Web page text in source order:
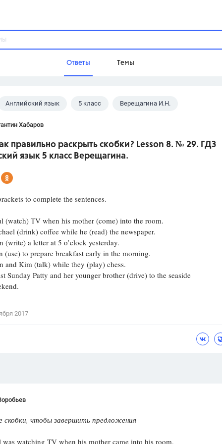
Ответы Темы
Домашнее задание
Рудзитис Г.Е.,Цыбулько И.П.,
Цветков Л. А.
Психология
Отношения,
Английский язык 5 класс Верещагина И.Н.
Хабаров
правильно раскрыть скобки? Lesson 8. № 29. ГДЗ
язык 5 класс Верещагина.
to complete the sentences.
TV when his mother (come) into the room.
(drink) coffee while he (read) the newspaper.
a letter at 5 o’clock yesterday.
to prepare breakfast early in the morning.
Kim (talk) while they (play) chess.
Patty and her younger brother (drive) to the seaside
2017
чтобы завершить предложения
watching TV when his mother came into his room.